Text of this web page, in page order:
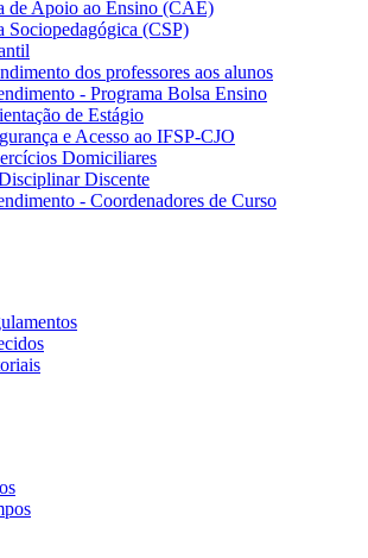
de Apoio ao Ensino (CAE)
Sociopedagógica (CSP)
dos professores aos alunos
- Programa Bolsa Ensino
de Estágio
e Acesso ao IFSP-CJO
Domiciliares
Discente
- Coordenadores de Curso